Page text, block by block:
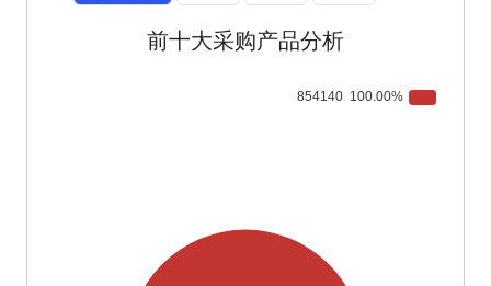
前十大采购产品分析